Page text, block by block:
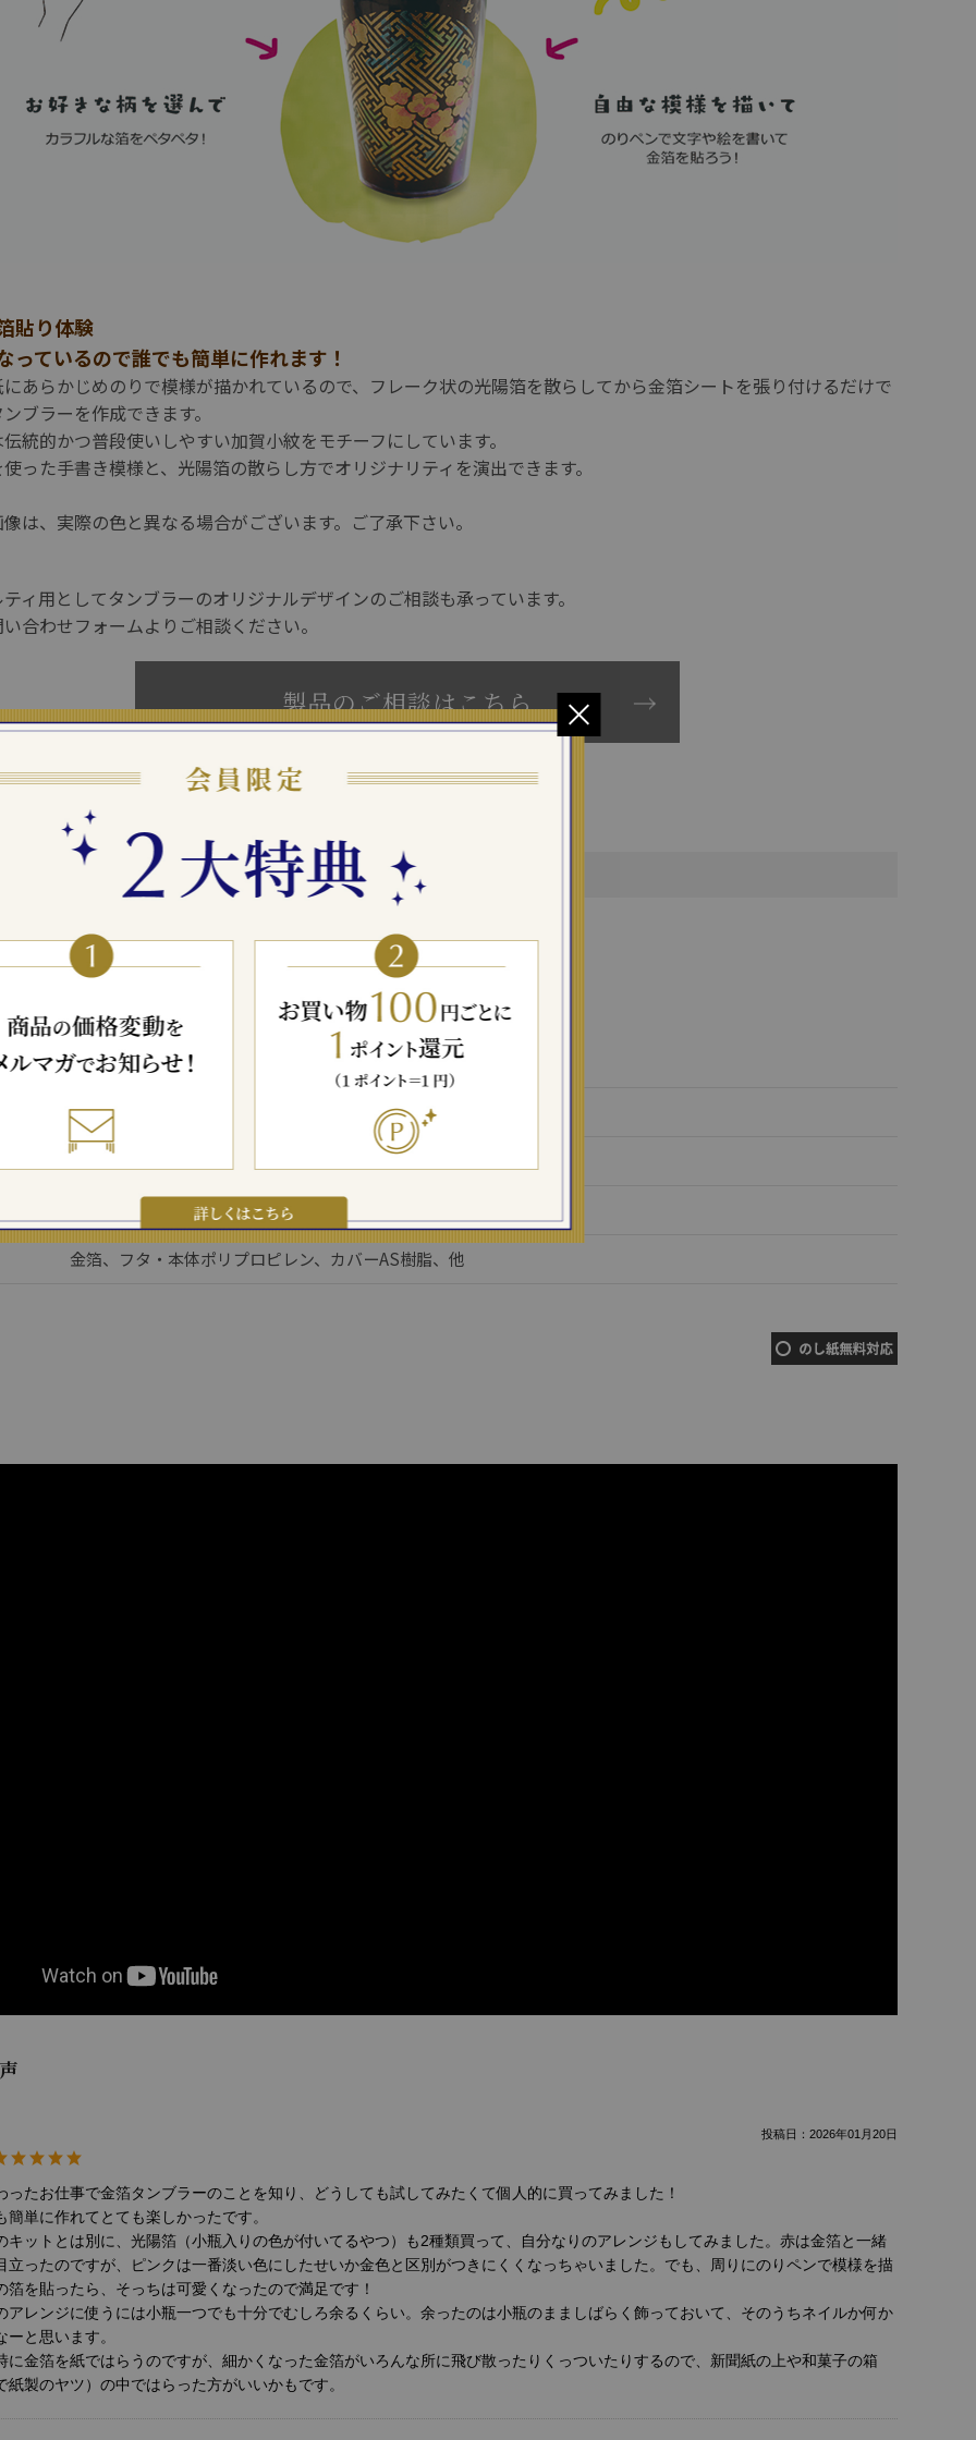
貼り体験
っているので誰でも簡単に作れます！
あらかじめのりで模様が描かれているので、フレーク状の光陽箔を散らしてから金箔シートを張り付けるだけで
ブラーを作成できます。
統的かつ普段使いしやすい加賀小紋をモチーフにしています。
った手書き模様と、光陽箔の散らし方でオリジナリティを演出できます。
は、実際の色と異なる場合がございます。ご了承下さい。
ィ用としてタンブラーのオリジナルデザインのご相談も承っています。
合わせフォームよりご相談ください。
製品のご相談はこちら
・タンブラー×1
・黒台紙×1
・箔シート×2
・光陽箔×3色
・のりペン×1
・箔払い紙×1
A、B、C
直径82×高さ142(㎜)
金箔、フタ・本体ポリプロピレン、カバーAS樹脂、他
投稿日： 2026年01月20日
ったお仕事で金箔タンブラーのことを知り、どうしても試してみたくて個人的に買ってみました！
簡単に作れてとても楽しかったです。
キットとは別に、光陽箔（小瓶入りの色が付いてるやつ）も2種類買って、自分なりのアレンジもしてみました。赤は金箔と一緒
立ったのですが、ピンクは一番淡い色にしたせいか金色と区別がつきにくくなっちゃいました。でも、周りにのりペンで模様を描
箔を貼ったら、そっちは可愛くなったので満足です！
アレンジに使うには小瓶一つでも十分でむしろ余るくらい。余ったのは小瓶のまましばらく飾っておいて、そのうちネイルか何か
ーと思います。
に金箔を紙ではらうのですが、細かくなった金箔がいろんな所に飛び散ったりくっついたりするので、新聞紙の上や和菓子の箱
紙製のヤツ）の中ではらった方がいいかもです。